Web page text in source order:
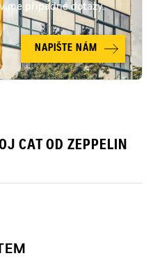
případné dotazy.
NAPIŠTE NÁM
CAT OD ZEPPELIN